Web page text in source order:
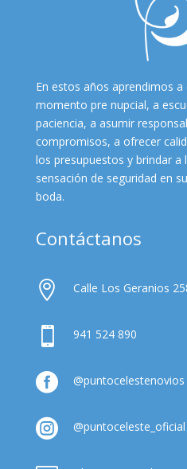
En estos años aprendimos
momento pre nupcial, a
paciencia, a asumir
compromisos, a ofrecer
los presupuestos y brindar a
sensación de seguridad en
boda.
Contáctanos
 Calle Los Geranios
 941 524 890
 @puntocelestenovios
 @puntoceleste_oficial